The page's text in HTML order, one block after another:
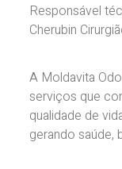
Responsável
Cherubin
A Moldavita
serviços que
qualidade de
gerando saúde,